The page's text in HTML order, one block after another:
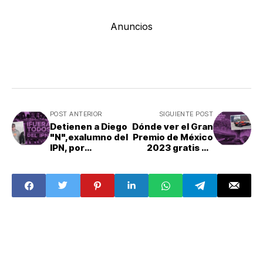
Anuncios
POST ANTERIOR
Detienen a Diego
"N",exalumno del
IPN, por
SIGUIENTE POST
Dónde ver el Gran
Premio de México
2023 gratis en